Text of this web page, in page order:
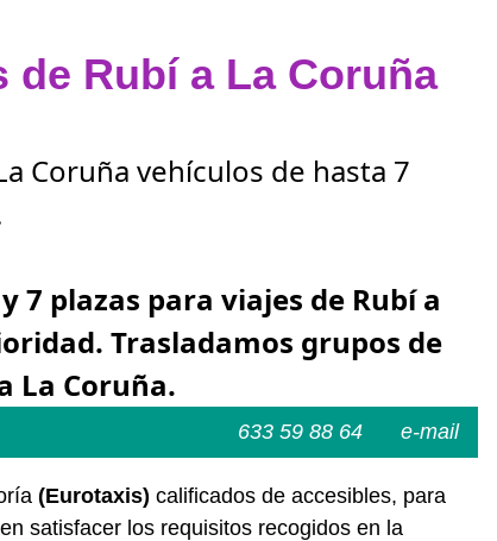
de Rubí a La Coruña
Coruña vehículos de hasta 7
7 plazas para viajes de Rubí a
Trasladamos grupos de
La Coruña.
e-mail
633 59 88 64
(Eurotaxis) calificados de accesibles, para
satisfacer los requisitos recogidos en la